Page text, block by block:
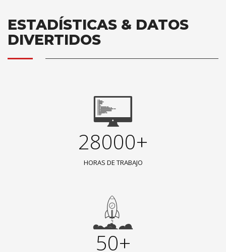
ESTADÍSTICAS & DATOS
DIVERTIDOS
28000+
HORAS DE TRABAJO
50+